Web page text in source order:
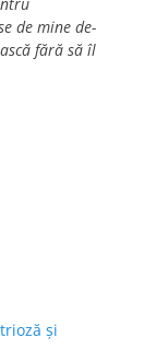
de mine de-
fără să îl
și